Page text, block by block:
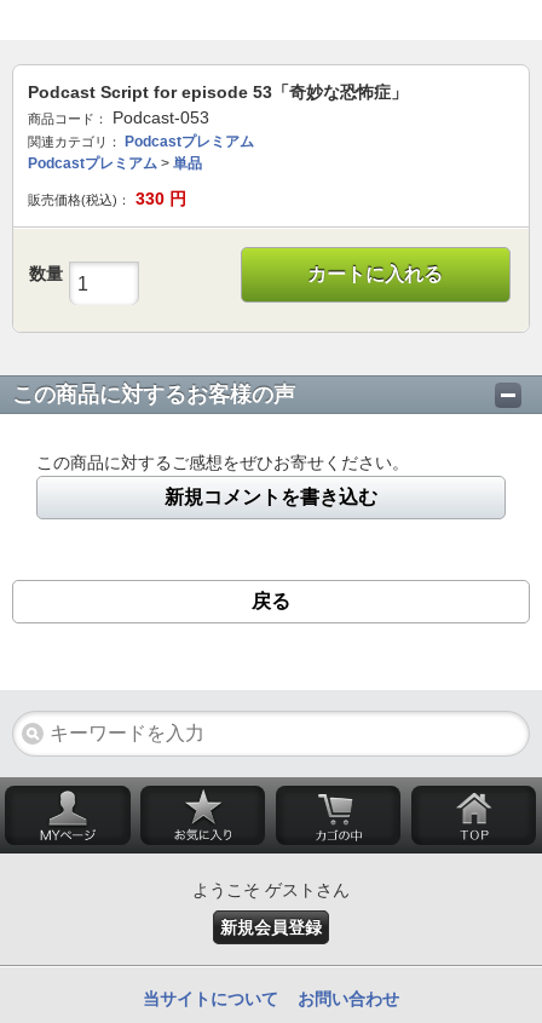
Podcast Script for episode 53「奇妙な恐怖症」
商品コード： Podcast-053
関連カテゴリ：
Podcastプレミアム
Podcastプレミアム > 単品
販売価格(税込)： 330 円
数量 カートに入れる
この商品に対するお客様の声
この商品に対するご感想をぜひお寄せください。
新規コメントを書き込む
戻る
ようこそ ゲストさん
新規会員登録
当サイトについて お問い合わせ